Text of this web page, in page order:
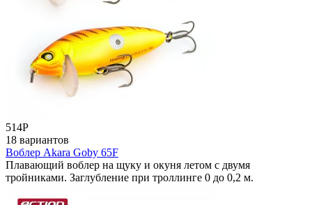
514Р
18 вариантов
Воблер Akara Goby 65F
Плавающий воблер на щуку и окуня летом с двумя
тройниками. Заглубление при троллинге 0 до 0,2 м.